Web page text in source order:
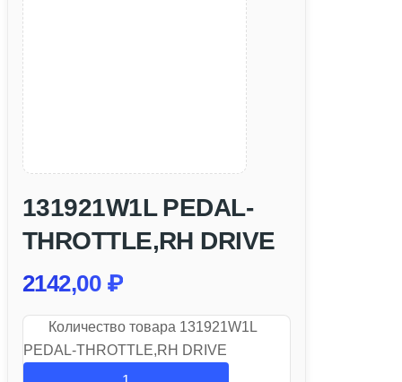
131921W1L PEDAL-
THROTTLE,RH DRIVE
2142,00 ₽
Количество товара 131921W1L
PEDAL-THROTTLE,RH DRIVE